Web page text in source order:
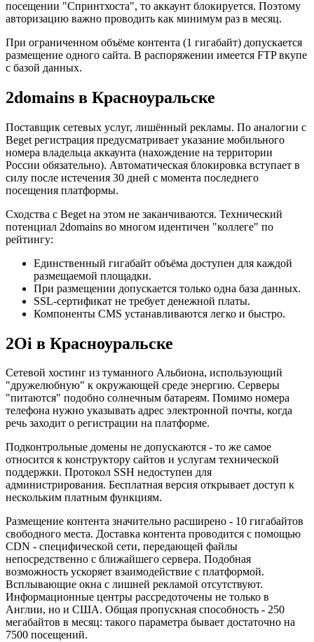
посещении "Спринтхоста", то аккаунт блокируется. Поэтому
авторизацию важно проводить как минимум раз в месяц.
При ограниченном объёме контента (1 гигабайт) допускается
размещение одного сайта. В распоряжении имеется FTP вкупе
с базой данных.
2domains в Красноуральске
Поставщик сетевых услуг, лишённый рекламы. По аналогии с
Beget регистрация предусматривает указание мобильного
номера владельца аккаунта (нахождение на территории
России обязательно). Автоматическая блокировка вступает в
силу после истечения 30 дней с момента последнего
посещения платформы.
Сходства с Beget на этом не заканчиваются. Технический
потенциал 2domains во многом идентичен "коллеге" по
рейтингу:
Единственный гигабайт объёма доступен для каждой
размещаемой площадки.
При размещении допускается только одна база данных.
SSL-сертификат не требует денежной платы.
Компоненты CMS устанавливаются легко и быстро.
2Oi в Красноуральске
Сетевой хостинг из туманного Альбиона, использующий
"дружелюбную" к окружающей среде энергию. Серверы
"питаются" подобно солнечным батареям. Помимо номера
телефона нужно указывать адрес электронной почты, когда
речь заходит о регистрации на платформе.
Подконтрольные домены не допускаются - то же самое
относится к конструктору сайтов и услугам технической
поддержки. Протокол SSH недоступен для
администрирования. Бесплатная версия открывает доступ к
нескольким платным функциям.
Размещение контента значительно расширено - 10 гигабайтов
свободного места. Доставка контента проводится с помощью
CDN - специфической сети, передающей файлы
непосредственно с ближайшего сервера. Подобная
возможность ускоряет взаимодействие с платформой.
Всплывающие окна с лишней рекламой отсутствуют.
Информационные центры рассредоточены не только в
Англии, но и США. Общая пропускная способность - 250
мегабайтов в месяц: такого параметра бывает достаточно на
7500 посещений.